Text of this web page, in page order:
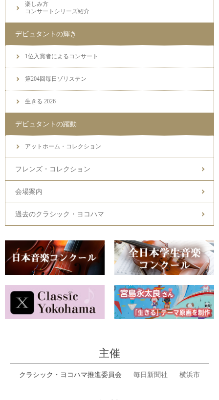
楽しみ方
コンサートシリーズ紹介
デビュタントの輝き
1位入賞者によるコンサート
第204回毎日ゾリステン
生きる 2026
デビュタントの躍動
アットホーム・コレクション
フレンズ・コレクション
会場案内
過去のクラシック・ヨコハマ
主催
クラシック・ヨコハマ推進委員会 毎日新聞社 横浜市